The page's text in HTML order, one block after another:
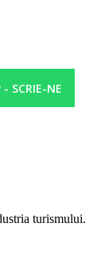
- SCRIE-NE
turismului.